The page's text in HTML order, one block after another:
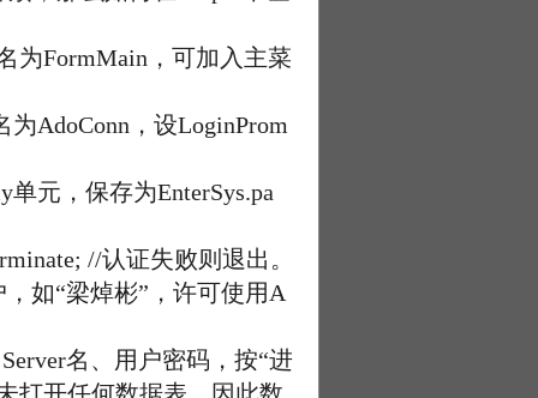
FormMain，可加入主菜
AdoConn，设LoginProm
元，保存为EnterSys.pa
//认证失败则退出。
如“梁焯彬”，许可使用A
名、用户密码，按“进